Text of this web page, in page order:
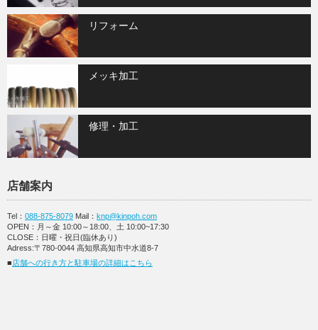
リフォーム
メッキ加工
修理・加工
店舗案内
Tel： 088-875-8079 Mail： knp@kinpoh.com
OPEN：月～金 10:00～18:00、土 10:00~17:30
CLOSE：日曜・祝日(臨休あり)
Adress:〒780-0044 高知県高知市中水道8-7
■店舗への行き方と駐車場の詳細はこちら